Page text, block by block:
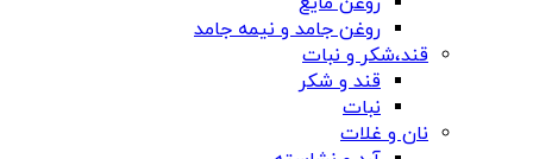
روغن جامد و نیمه جامد
قند،شکر و نبات
قند و شکر
نبات
نان و غلات